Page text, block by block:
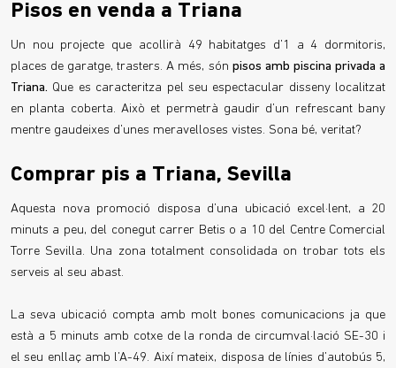
Pisos en venda a Triana
Un nou projecte que acollirà 49 habitatges d’1 a 4 dormitoris,
places de garatge, trasters. A més, són pisos amb piscina privada a
Triana. Que es caracteritza pel seu espectacular disseny localitzat
en planta coberta. Això et permetrà gaudir d’un refrescant bany
mentre gaudeixes d’unes meravelloses vistes. Sona bé, veritat?
Comprar pis a Triana, Sevilla
Aquesta nova promoció disposa d’una ubicació excel·lent, a 20
minuts a peu, del conegut carrer Betis o a 10 del Centre Comercial
Torre Sevilla. Una zona totalment consolidada on trobar tots els
serveis al seu abast.
La seva ubicació compta amb molt bones comunicacions ja que
està a 5 minuts amb cotxe de la ronda de circumval·lació SE-30 i
el seu enllaç amb l’A-49. Així mateix, disposa de línies d’autobús 5,